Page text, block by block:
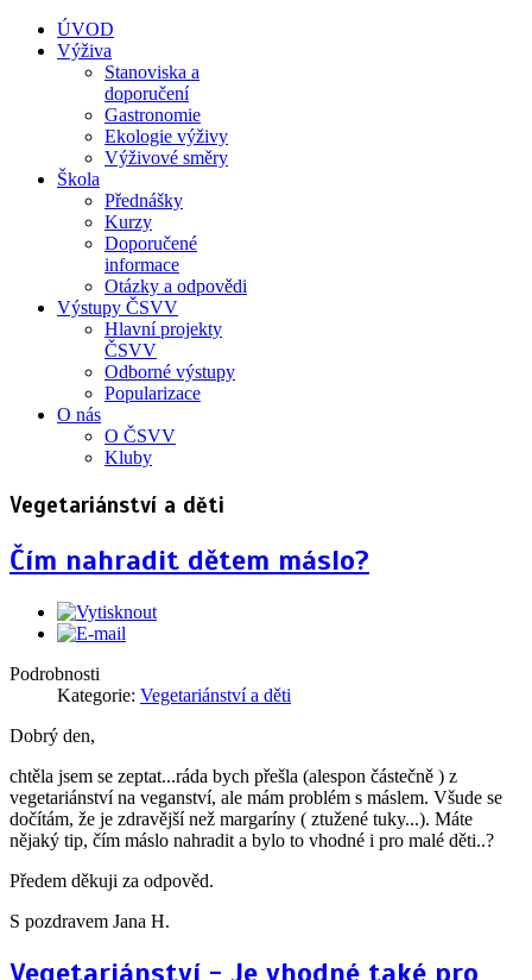
ÚVOD
Výživa
Stanoviska a
doporučení
Gastronomie
Ekologie výživy
Výživové směry
Škola
Přednášky
Kurzy
Doporučené
informace
Otázky a odpovědi
Výstupy ČSVV
Hlavní projekty
ČSVV
Odborné výstupy
Popularizace
O nás
O ČSVV
Kluby
Vegetariánství a děti
Čím nahradit dětem máslo?
Podrobnosti
Kategorie: Vegetariánství a děti
Dobrý den,
chtěla jsem se zeptat...ráda bych přešla (alespon částečně ) z
vegetariánství na veganství, ale mám problém s máslem. Všude se
dočítám, že je zdravější než margaríny ( ztužené tuky...). Máte
nějaký tip, čím máslo nahradit a bylo to vhodné i pro malé děti..?
Předem děkuji za odpověd.
S pozdravem Jana H.